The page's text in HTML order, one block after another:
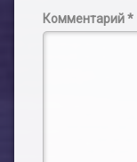
Комментарий*